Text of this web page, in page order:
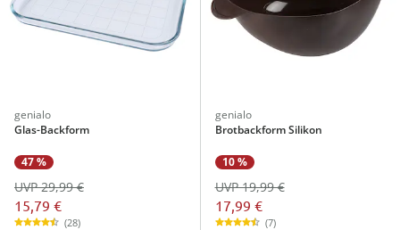
genialo
Glas-Backform
47 %
15,79 €
UVP 29,99 €
(28)
genialo
Brotbackform Silikon
10 %
17,99 €
UVP 19,99 €
(7)